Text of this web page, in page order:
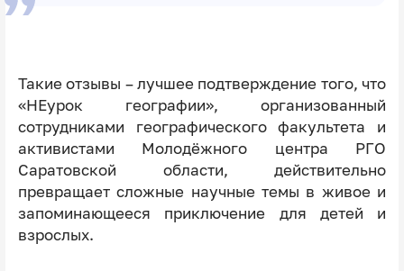
Такие отзывы – лучшее подтверждение того, что
«НЕурок географии», организованный
сотрудниками географического факультета и
активистами Молодёжного центра РГО
Саратовской области, действительно
превращает сложные научные темы в живое и
запоминающееся приключение для детей и
взрослых.